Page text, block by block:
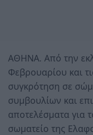
ΑΘΗΝΑ. Από την
Φεβρουαρίου και
συγκρότηση σε
συμβουλίων και
αποτελέσματα για
σωματείο της